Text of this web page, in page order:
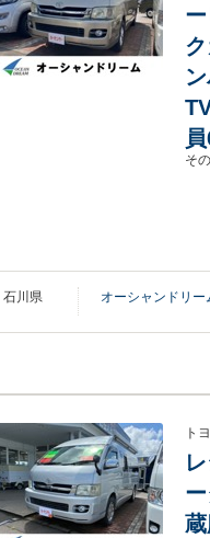
そ
石川県 オーシャンドリー
ト